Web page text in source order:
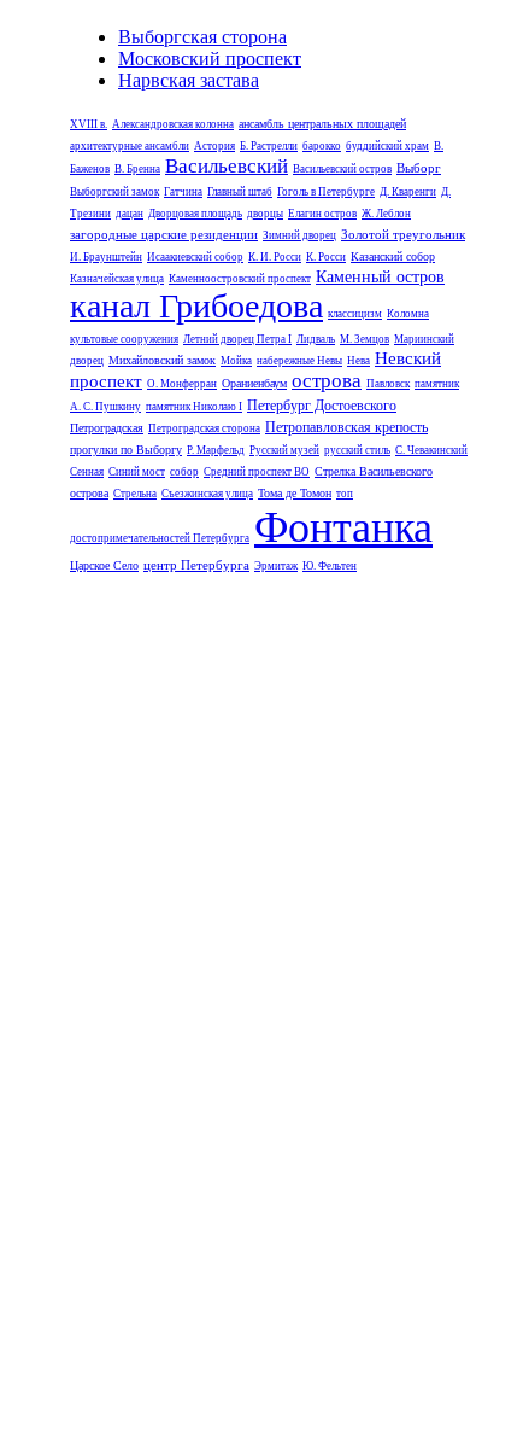
Выборгская сторона
Московский проспект
Нарвская застава
XVIII в. Александровская колонна ансамбль центральных площадей
архитектурные ансамбли Астория Б. Растрелли барокко буддийский храм В.
Баженов В. Бренна Васильевский Васильевский остров Выборг
Выборгский замок Гатчина Главный штаб Гоголь в Петербурге Д. Кваренги Д.
Трезини дацан Дворцовая площадь дворцы Елагин остров Ж. Леблон
загородные царские резиденции Зимний дворец Золотой треугольник
И. Браунштейн Исаакиевский собор К. И. Росси К. Росси Казанский собор
Казначейская улица Каменноостровский проспект Каменный остров
канал Грибоедова классицизм Коломна
культовые сооружения Летний дворец Петра I Лидваль М. Земцов Мариинский
дворец Михайловский замок Мойка набережные Невы Нева Невский
проспект О. Монферран Ораниенбаум острова Павловск памятник
А. С. Пушкину памятник Николаю I Петербург Достоевского
Петроградская Петроградская сторона Петропавловская крепость
прогулки по Выборгу Р. Марфельд Русский музей русский стиль С. Чевакинский
Сенная Синий мост собор Средний проспект ВО Стрелка Васильевского
острова Стрельна Съезжинская улица Тома де Томон топ
достопримечательностей Петербурга Фонтанка
Царское Село центр Петербурга Эрмитаж Ю. Фельтен